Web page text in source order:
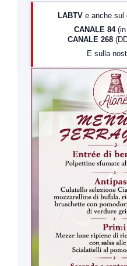
LABTV e anche sul
CANALE 84
CANALE 268
E sulla